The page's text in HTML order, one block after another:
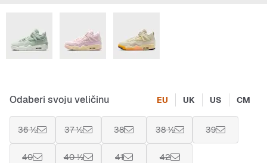
Odaberi svoju veličinu EU UK US CM
36 ½ 37 ½ 38 38 ½ 39
40 40 ½ 41 42